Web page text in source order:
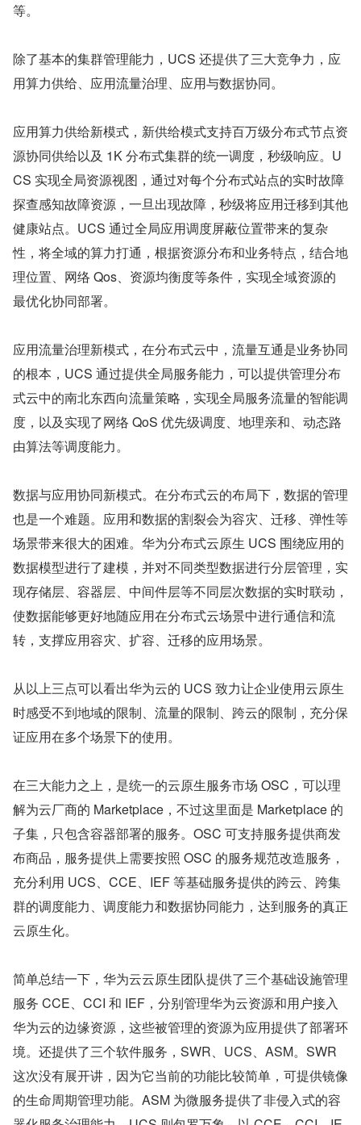
等。
除了基本的集群管理能力，UCS 还提供了三大竞争力，应
用算力供给、应用流量治理、应用与数据协同。
应用算力供给新模式，新供给模式支持百万级分布式节点资
源协同供给以及 1K 分布式集群的统一调度，秒级响应。U
CS 实现全局资源视图，通过对每个分布式站点的实时故障
探查感知故障资源，一旦出现故障，秒级将应用迁移到其他
健康站点。UCS 通过全局应用调度屏蔽位置带来的复杂
性，将全域的算力打通，根据资源分布和业务特点，结合地
理位置、网络 Qos、资源均衡度等条件，实现全域资源的
最优化协同部署。
应用流量治理新模式，在分布式云中，流量互通是业务协同
的根本，UCS 通过提供全局服务能力，可以提供管理分布
式云中的南北东西向流量策略，实现全局服务流量的智能调
度，以及实现了网络 QoS 优先级调度、地理亲和、动态路
由算法等调度能力。
数据与应用协同新模式。在分布式云的布局下，数据的管理
也是一个难题。应用和数据的割裂会为容灾、迁移、弹性等
场景带来很大的困难。华为分布式云原生 UCS 围绕应用的
数据模型进行了建模，并对不同类型数据进行分层管理，实
现存储层、容器层、中间件层等不同层次数据的实时联动，
使数据能够更好地随应用在分布式云场景中进行通信和流
转，支撑应用容灾、扩容、迁移的应用场景。
从以上三点可以看出华为云的 UCS 致力让企业使用云原生
时感受不到地域的限制、流量的限制、跨云的限制，充分保
证应用在多个场景下的使用。
在三大能力之上，是统一的云原生服务市场 OSC，可以理
解为云厂商的 Marketplace，不过这里面是 Marketplace 的
子集，只包含容器部署的服务。OSC 可支持服务提供商发
布商品，服务提供上需要按照 OSC 的服务规范改造服务，
充分利用 UCS、CCE、IEF 等基础服务提供的跨云、跨集
群的调度能力、调度能力和数据协同能力，达到服务的真正
云原生化。
简单总结一下，华为云云原生团队提供了三个基础设施管理
服务 CCE、CCI 和 IEF，分别管理华为云资源和用户接入
华为云的边缘资源，这些被管理的资源为应用提供了部署环
境。还提供了三个软件服务，SWR、UCS、ASM。SWR
这次没有展开讲，因为它当前的功能比较简单，可提供镜像
的生命周期管理功能。ASM 为微服务提供了非侵入式的容